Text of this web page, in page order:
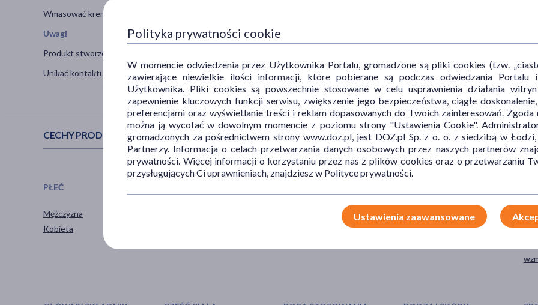
Wmasować krem w skórę dłoni oraz paznokcie. Stosować codziennie.
Uwagi
Produkt stworzony we współpracy z dermatologami.
Unikać kontaktu z oczami.
CECHY PRODUKTU
PŁEĆ
Mężczyzna
Kobieta
krem
Polityka prywatności cookie
W momencie odwiedzenia przez Użytkownika Portalu, gromadzone są pliki cookies (tzw.
zawierające niewielkie ilości informacji, które pobierane są podczas odwiedzania Portalu
Użytkownika. Pliki cookies są powszechnie stosowane w celu usprawnienia działania
zapewnienie kluczowych funkcji serwisu, zwiększenie jego bezpieczeństwa, ciągłe
preferencjami oraz wyświetlanie treści i reklam dopasowanych do Twoich zainteresowań.
można ją wycofać w dowolnym momencie z poziomu strony "Ustawienia Cookie".
gromadzonych za pośrednictwem strony www.doz.pl, jest DOZ.pl Sp. z o. o. z siedzibą w
Partnerzy. Informacja o celach przetwarzania danych osobowych przez naszych partnerów
prywatności. Więcej informacji o korzystaniu przez nas z plików cookies oraz o przetwarzaniu
przysługujących Ci uprawnieniach, znajdziesz w Polityce prywatności.
Ustawienia zaawansowane